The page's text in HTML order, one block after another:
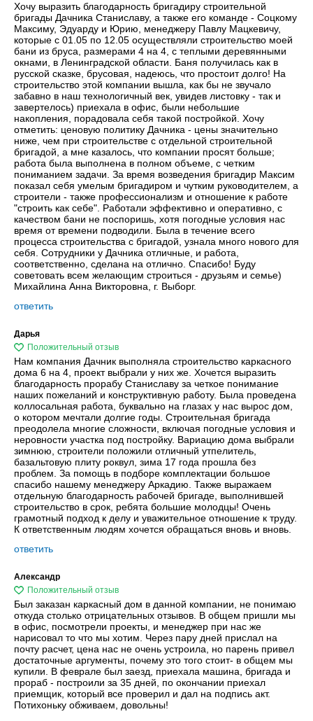
Хочу выразить благодарность бригадиру строительной
бригады Дачника Станиславу, а также его команде - Соцкому
Максиму, Эдуарду и Юрию, менеджеру Павлу Мацкевичу,
которые с 01.05 по 12.05 осуществляли строительство моей
бани из бруса, размерами 4 на 4, с теплыми деревянными
окнами, в Ленинградской области. Баня получилась как в
русской сказке, брусовая, надеюсь, что простоит долго! На
строительство этой компании вышла, как бы не звучало
забавно в наш технологичный век, увидев листовку - так и
завертелось) приехала в офис, были небольшие
накопления, порадовала себя такой постройкой. Хочу
отметить: ценовую политику Дачника - цены значительно
ниже, чем при строительстве с отдельной строительной
бригадой, а мне казалось, что компании просят больше;
работа была выполнена в полном объеме, с четким
пониманием задачи. За время возведения бригадир Максим
показал себя умелым бригадиром и чутким руководителем, а
строители - также профессионализм и отношение к работе
"строить как себе". Работали эффективно и оперативно, с
качеством бани не поспоришь, хотя погодные условия нас
время от времени подводили. Была в течение всего
процесса строительства с бригадой, узнала много нового для
себя. Сотрудники у Дачника отличные, и работа,
соответственно, сделана на отлично. Спасибо! Буду
советовать всем желающим строиться - друзьям и семье)
Михайлина Анна Викторовна, г. Выборг.
ответить
Дарья
Нам компания Дачник выполняла строительство каркасного
дома 6 на 4, проект выбрали у них же. Хочется выразить
благодарность прорабу Станиславу за четкое понимание
наших пожеланий и конструктивную работу. Была проведена
коллосальная работа, буквально на глазах у нас вырос дом,
о котором мечтали долгие годы. Строительная бригада
преодолела многие сложности, включая погодные условия и
неровности участка под постройку. Вариацию дома выбрали
зимнюю, строители положили отличный утпелитель,
базальтовую плиту роквул, зима 17 года прошла без
проблем. За помощь в подборе комплектации большое
спасибо нашему менеджеру Аркадию. Также выражаем
отдельную благодарность рабочей бригаде, выполнившей
строительство в срок, ребята большие молодцы! Очень
грамотный подход к делу и уважительное отношение к труду.
К ответственным людям хочется обращаться вновь и вновь.
ответить
Александр
Был заказан каркасный дом в данной компании, не понимаю
откуда столько отрицательных отзывов. В общем пришли мы
в офис, посмотрели проекты, и менеджер при нас же
нарисовал то что мы хотим. Через пару дней прислал на
почту расчет, цена нас не очень устроила, но парень привел
достаточные аргументы, почему это того стоит- в общем мы
купили. В феврале был заезд, приехала машина, бригада и
прораб - построили за 35 дней, по окончании приехал
приемщик, который все проверил и дал на подпись акт.
Потихоньку обживаем, довольны!